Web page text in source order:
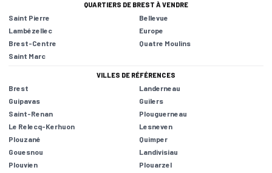
QUARTIERS DE BREST À VENDRE
Saint Pierre
Bellevue
Lambézellec
Europe
Brest-Centre
Quatre Moulins
Saint Marc
VILLES DE RÉFÉRENCES
Brest
Landerneau
Guipavas
Guilers
Saint-Renan
Plouguerneau
Le Relecq-Kerhuon
Lesneven
Plouzané
Quimper
Gouesnou
Landivisiau
Plouvien
Plouarzel